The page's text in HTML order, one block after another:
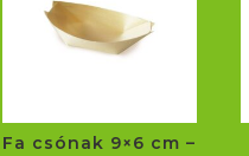
*74350
mennyiség
Fa csónak 9×6 cm –